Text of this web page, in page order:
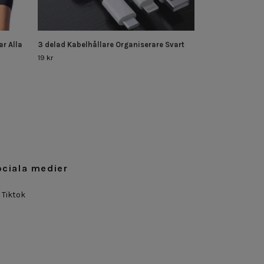
Alla
3 delad Kabelhållare Organiserare Svart
19 kr
medier
Tiktok